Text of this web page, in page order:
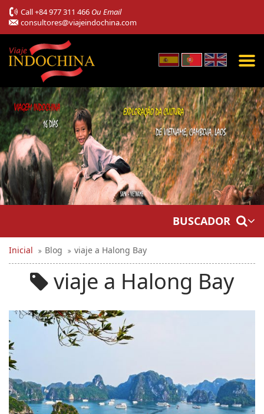
Call+84 977 311 466 Ou Email
consultores@viajeindochina.com
BUSCADOR
Inicial Blog viaje a Halong Bay
viaje a Halong Bay